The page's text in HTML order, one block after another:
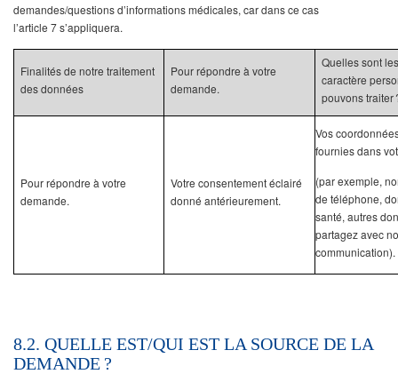
demandes/questions d’informations médicales, car dans ce cas
l’article 7 s’appliquera.
Finalités de notre traitement
des données
Pour répondre à votre
demande.
Quelles sont
caractère
pouvons traiter
Pour répondre à votre
demande.
Votre consentement éclairé
donné antérieurement.
Vos
fournies dans
(par exemple,
de téléphone,
santé, autres
partagez avec
communication).
8.2. QUELLE EST/QUI EST LA SOURCE DE LA
DEMANDE ?